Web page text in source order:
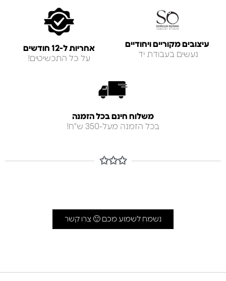
עיצובים מקוריים ויחודיים
נעשים בעבודת יד
אחריות ל-12 חודשים
על כל התכשיטים!
משלוח חינם בכל הזמנה
בכל הזמנה מעל-350 ש"ח!
✩✩✩
נשמח לשמוע מכם 🙂 צרו קשר